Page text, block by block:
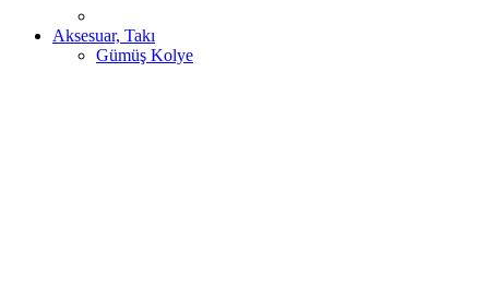
Aksesuar, Takı
Gümüş Kolye